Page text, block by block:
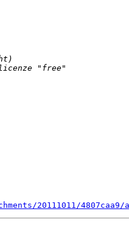
20111011/4807caa9/